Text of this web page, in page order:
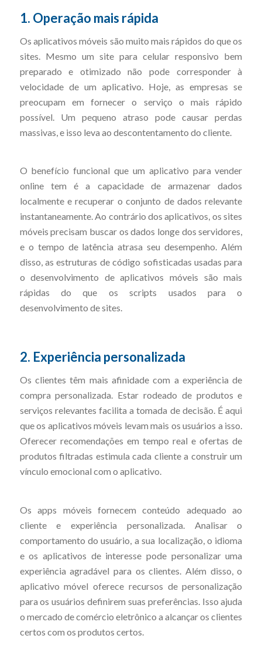
1. Operação mais rápida
Os aplicativos móveis são muito mais rápidos do que os
sites. Mesmo um site para celular responsivo bem
preparado e otimizado não pode corresponder à
velocidade de um aplicativo. Hoje, as empresas se
preocupam em fornecer o serviço o mais rápido
possível. Um pequeno atraso pode causar perdas
massivas, e isso leva ao descontentamento do cliente.
O benefício funcional que um aplicativo para vender
online tem é a capacidade de armazenar dados
localmente e recuperar o conjunto de dados relevante
instantaneamente. Ao contrário dos aplicativos, os sites
móveis precisam buscar os dados longe dos servidores,
e o tempo de latência atrasa seu desempenho. Além
disso, as estruturas de código sofisticadas usadas para
o desenvolvimento de aplicativos móveis são mais
rápidas do que os scripts usados para o
desenvolvimento de sites.
2. Experiência personalizada
Os clientes têm mais afinidade com a experiência de
compra personalizada. Estar rodeado de produtos e
serviços relevantes facilita a tomada de decisão. É aqui
que os aplicativos móveis levam mais os usuários a isso.
Oferecer recomendações em tempo real e ofertas de
produtos filtradas estimula cada cliente a construir um
vínculo emocional com o aplicativo.
Os apps móveis fornecem conteúdo adequado ao
cliente e experiência personalizada. Analisar o
comportamento do usuário, a sua localização, o idioma
e os aplicativos de interesse pode personalizar uma
experiência agradável para os clientes. Além disso, o
aplicativo móvel oferece recursos de personalização
para os usuários definirem suas preferências. Isso ajuda
o mercado de comércio eletrônico a alcançar os clientes
certos com os produtos certos.